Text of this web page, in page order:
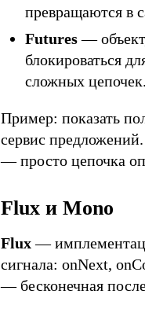
превращаются в
Futures—
блокироваться
сложных цепочек.
Пример: показать
сервис
— просто цепочка
Flux и Mono
Flux—
сигнала: onNext,
— бесконечная